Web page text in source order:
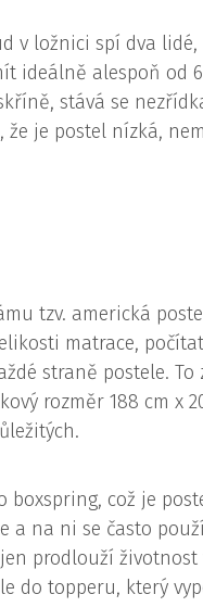
v ložnici spí dva
ideálně alespoň od
stává se
je postel nízká,
tzv. americká
matrace,
straně postele.
rozměr 188 cm x
což je
a na ni se často
prodlouží
do topperu, který